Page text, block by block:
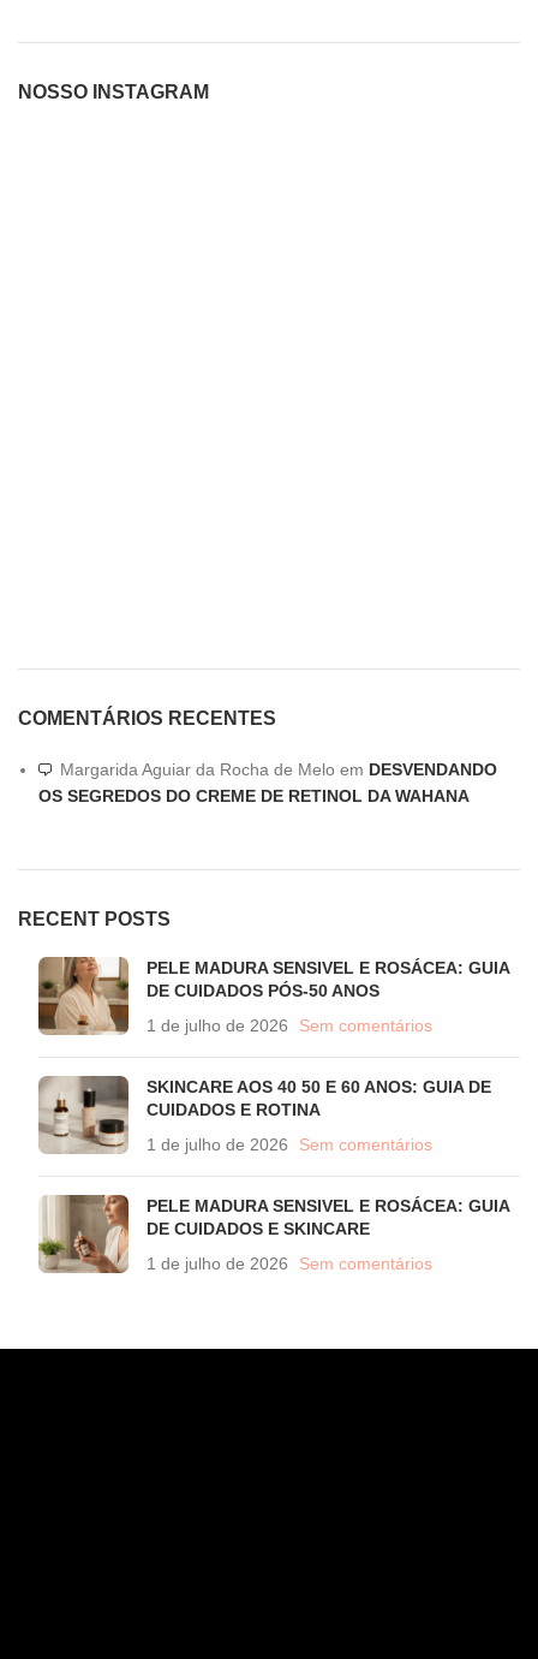
NOSSO INSTAGRAM
COMENTÁRIOS RECENTES
Margarida Aguiar da Rocha de Melo em DESVENDANDO
OS SEGREDOS DO CREME DE RETINOL DA WAHANA
RECENT POSTS
PELE MADURA SENSIVEL E ROSÁCEA: GUIA
DE CUIDADOS PÓS-50 ANOS
1 de julho de 2026
Sem comentários
SKINCARE AOS 40 50 E 60 ANOS: GUIA DE
CUIDADOS E ROTINA
1 de julho de 2026
Sem comentários
PELE MADURA SENSIVEL E ROSÁCEA: GUIA
DE CUIDADOS E SKINCARE
1 de julho de 2026
Sem comentários